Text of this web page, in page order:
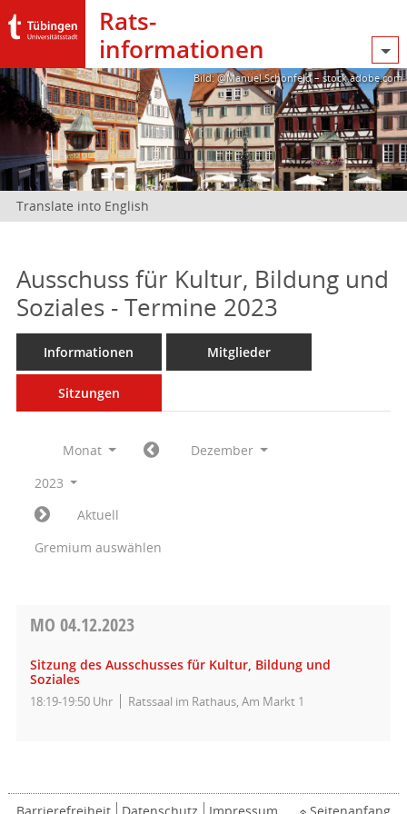
Rats­
informationen
Bild: @Manuel Schönfeld – stock.adobe.com
Translate into English
Ausschuss für Kultur, Bildung und
Soziales - Termine 2023
Informationen Mitglieder
Sitzungen
Monat
Dezember
2023
Aktuell
Gremium auswählen
MO 04.12.2023
Sitzung des Ausschusses für Kultur, Bildung und
Soziales
18:19-19:50 Uhr Ratssaal im Rathaus, Am Markt 1